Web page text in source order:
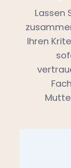
Lassen
Ihren